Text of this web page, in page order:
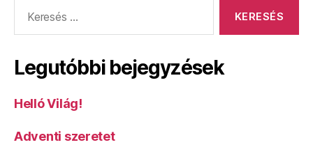
tiéd?”
Legutóbbi bejegyzések
Helló Világ!
Adventi szeretet